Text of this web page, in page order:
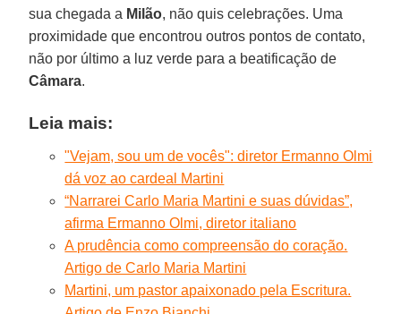
sua chegada a Milão, não quis celebrações. Uma
proximidade que encontrou outros pontos de contato,
não por último a luz verde para a beatificação de
Câmara.
Leia mais:
"Vejam, sou um de vocês": diretor Ermanno Olmi
dá voz ao cardeal Martini
“Narrarei Carlo Maria Martini e suas dúvidas”,
afirma Ermanno Olmi, diretor italiano
A prudência como compreensão do coração.
Artigo de Carlo Maria Martini
Martini, um pastor apaixonado pela Escritura.